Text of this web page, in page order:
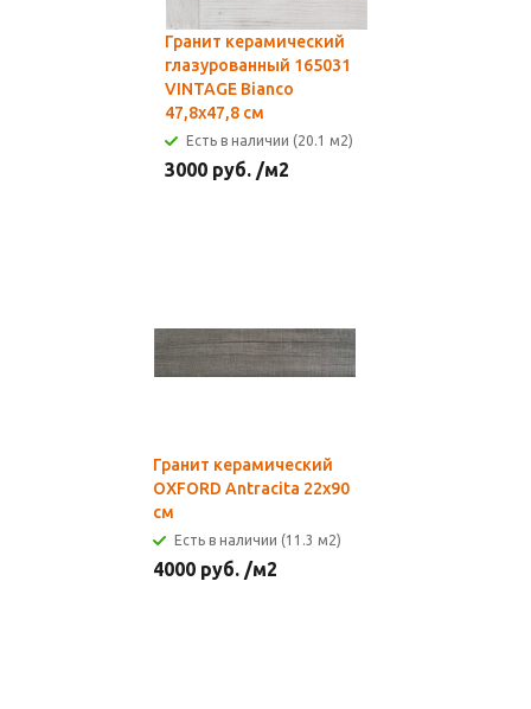
Гранит керамический
глазурованный 165031
VINTAGE Bianco
47,8х47,8 см
Есть в наличии (20.1 м2)
3000 руб. /м2
Гранит керамический
OXFORD Antracita 22x90
см
Есть в наличии (11.3 м2)
4000 руб. /м2